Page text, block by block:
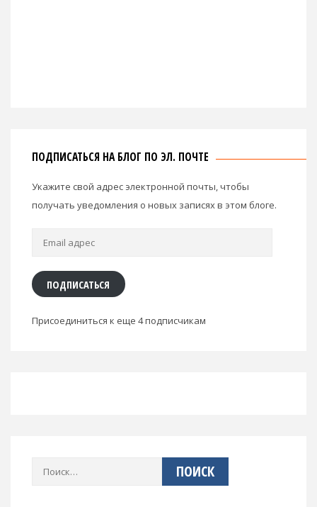
ПОДПИСАТЬСЯ НА БЛОГ ПО ЭЛ. ПОЧТЕ
Укажите свой адрес электронной почты, чтобы
получать уведомления о новых записях в этом блоге.
Email
ПОДПИСАТЬСЯ
Присоединиться к еще 4 подписчикам
Найти: